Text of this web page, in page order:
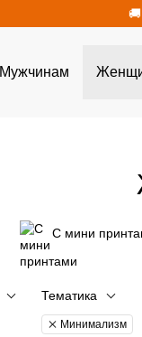
Мужчинам
С мини
Тематика
Минимализм